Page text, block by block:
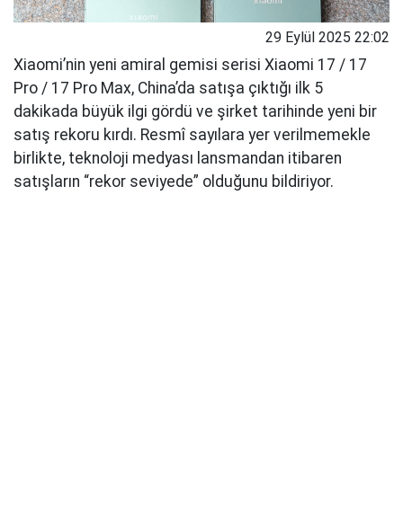
29 Eylül 2025 22:02
Xiaomi’nin yeni amiral gemisi serisi Xiaomi 17 / 17
Pro / 17 Pro Max, China’da satışa çıktığı ilk 5
dakikada büyük ilgi gördü ve şirket tarihinde yeni bir
satış rekoru kırdı. Resmî sayılara yer verilmemekle
birlikte, teknoloji medyası lansmandan itibaren
satışların “rekor seviyede” olduğunu bildiriyor.